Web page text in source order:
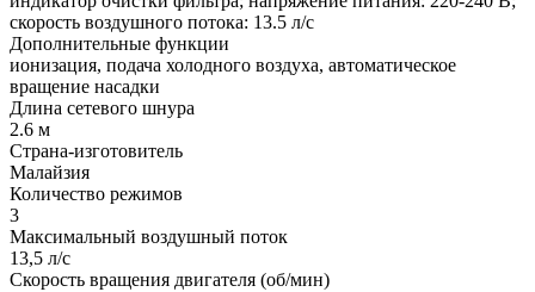
скорость воздушного потока: 13.5 л/с
Дополнительные функции
ионизация, подача холодного воздуха, автоматическое
вращение насадки
Длина сетевого шнура
2.6 м
Страна-изготовитель
Малайзия
Количество режимов
3
Максимальный воздушный поток
13,5 л/с
Скорость вращения двигателя (об/мин)